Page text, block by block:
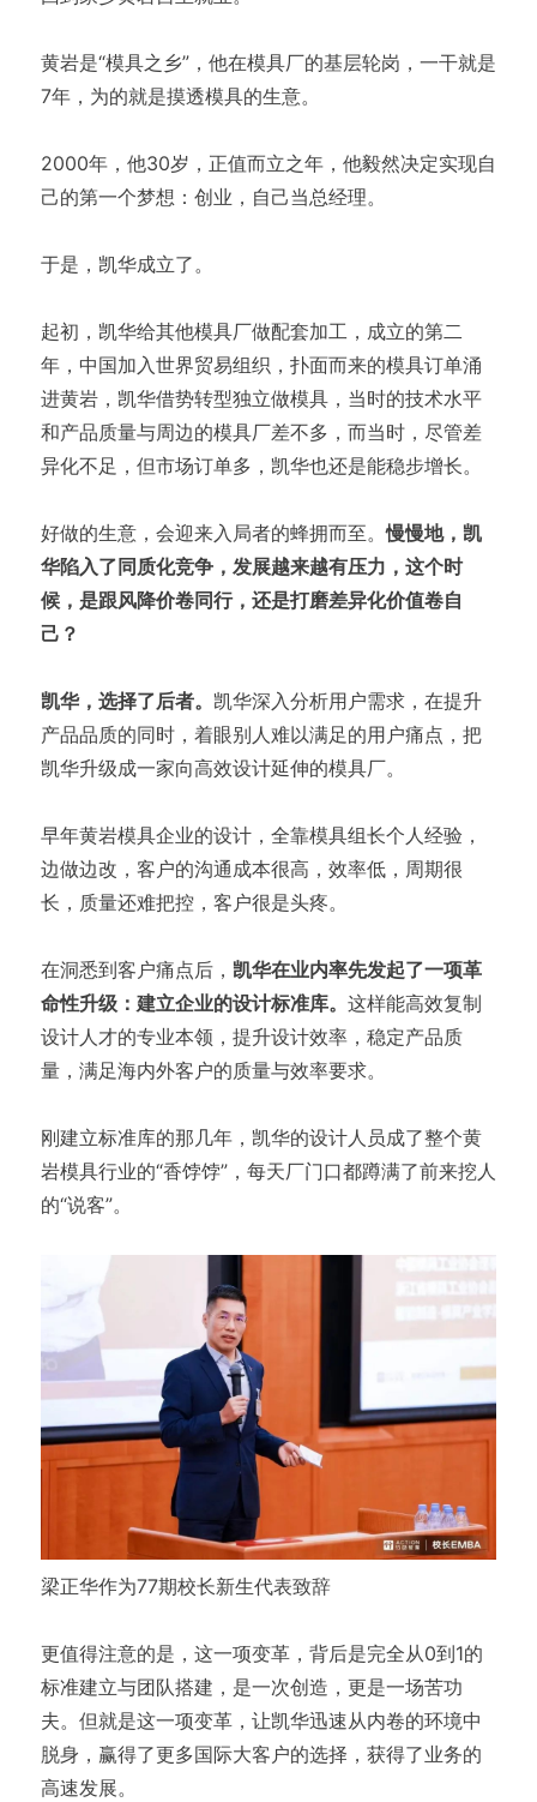
黄岩是“模具之乡”，他在模具厂的基层轮岗，一干就是
7年，为的就是摸透模具的生意。
2000年，他30岁，正值而立之年，他毅然决定实现自
己的第一个梦想：创业，自己当总经理。
于是，凯华成立了。
起初，凯华给其他模具厂做配套加工，成立的第二
年，中国加入世界贸易组织，扑面而来的模具订单涌
进黄岩，凯华借势转型独立做模具，当时的技术水平
和产品质量与周边的模具厂差不多，而当时，尽管差
异化不足，但市场订单多，凯华也还是能稳步增长。
好做的生意，会迎来入局者的蜂拥而至。慢慢地，凯
华陷入了同质化竞争，发展越来越有压力，这个时
候，是跟风降价卷同行，还是打磨差异化价值卷自
己？
凯华，选择了后者。 凯华深入分析用户需求，在提升
产品品质的同时，着眼别人难以满足的用户痛点，把
凯华升级成一家向高效设计延伸的模具厂。
早年黄岩模具企业的设计，全靠模具组长个人经验，
边做边改，客户的沟通成本很高，效率低，周期很
长，质量还难把控，客户很是头疼。
在洞悉到客户痛点后， 凯华在业内率先发起了一项革
命性升级：建立企业的设计标准库。 这样能高效复制
设计人才的专业本领，提升设计效率，稳定产品质
量，满足海内外客户的质量与效率要求。
刚建立标准库的那几年，凯华的设计人员成了整个黄
岩模具行业的“香饽饽”，每天厂门口都蹲满了前来挖人
的“说客”。
梁正华作为77期校长新生代表致辞
更值得注意的是，这一项变革，背后是完全从0到1的
标准建立与团队搭建，是一次创造，更是一场苦功
夫。但就是这一项变革，让凯华迅速从内卷的环境中
脱身，赢得了更多国际大客户的选择，获得了业务的
高速发展。